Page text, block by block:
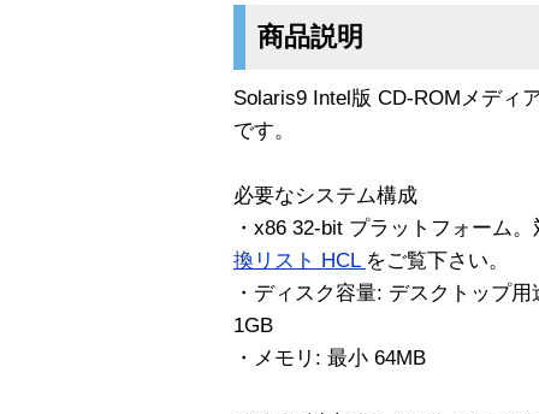
商品説明
Solaris9 Intel版 CD-ROMメディ
です。
必要なシステム構成
・x86 32-bit プラットフォーム
換リスト HCL をご覧下さい。
・ディスク容量: デスクトップ
1GB
・メモリ: 最小 64MB